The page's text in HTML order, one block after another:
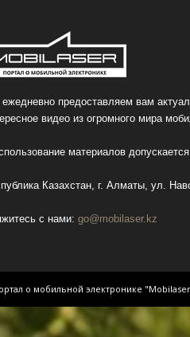
предоставляем вам
видео из огромного мира
материалов
Казахстан, г. Алматы, ул.
с нами: go@mobilaser.kz
о мобильной электронике